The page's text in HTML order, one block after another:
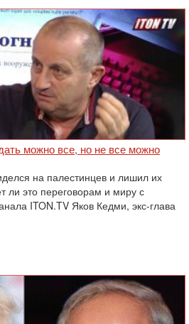
можно все, но не все можно
на палестинцев и лишил их
ли это переговорам и миру с
ITON.TV Яков Кедми, экс-глава